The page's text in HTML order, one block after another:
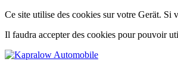
Ce site utilise des cookies sur votre Gerät. Si
Il faudra accepter des cookies pour pouvoir